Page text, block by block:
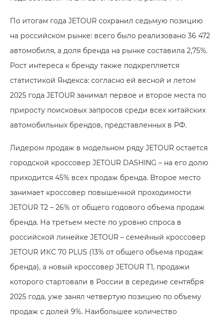
По итогам года JETOUR сохранил седьмую позицию
на российском рынке: всего было реализовано 36 472
автомобиля, а доля бренда на рынке составила 2,75%.
Рост интереса к бренду также подкрепляется
статистикой Яндекса: согласно ей весной и летом
2025 года JETOUR занимал первое и второе места по
приросту поисковых запросов среди всех китайских
автомобильных брендов, представленных в РФ.
Лидером продаж в модельном ряду JETOUR остается
городской кроссовер JETOUR DASHING – на его долю
приходится 45% всех продаж бренда. Второе место
занимает кроссовер повышенной проходимости
JETOUR T2 – 26% от общего годового объема продаж
бренда. На третьем месте по уровню спроса в
российской линейке JETOUR – семейный кроссовер
JETOUR ИКС 70 PLUS (13% от общего объема продаж
бренда), а новый кроссовер JETOUR T1, продажи
которого стартовали в России в середине сентября
2025 года, уже занял четвертую позицию по объему
продаж с долей 9%. Наибольшее количество